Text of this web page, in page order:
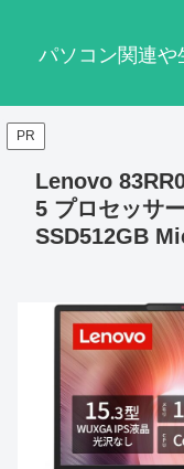
パソコン関連や
PR
Lenovo
5 プロセッサ
SSD512GB